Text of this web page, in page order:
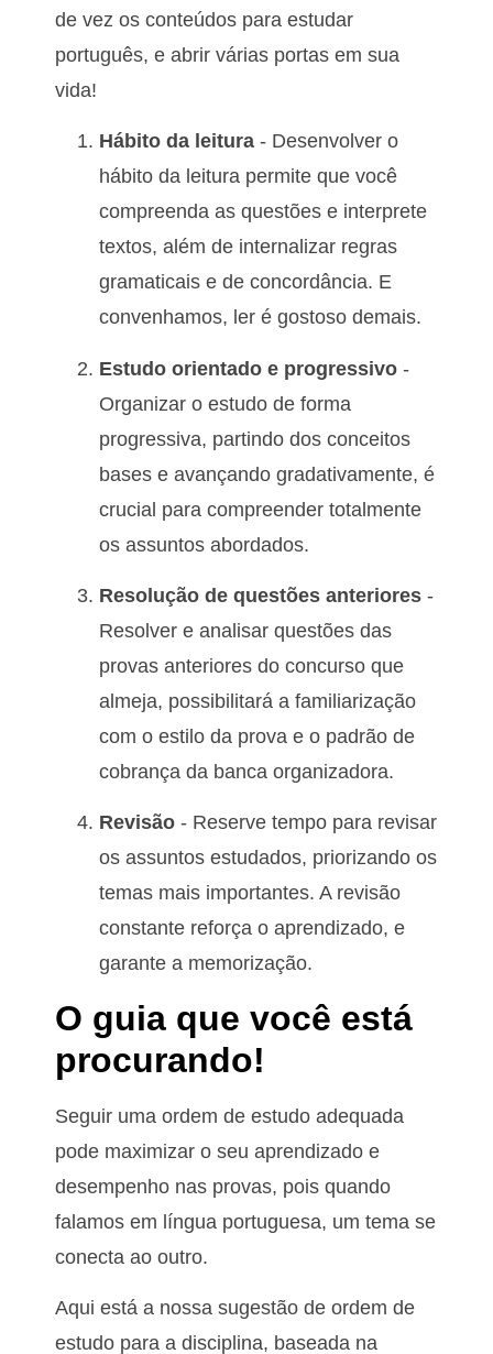
de vez os conteúdos para estudar
português, e abrir várias portas em sua
vida!
Hábito da leitura - Desenvolver o
hábito da leitura permite que você
compreenda as questões e interprete
textos, além de internalizar regras
gramaticais e de concordância. E
convenhamos, ler é gostoso demais.
Estudo orientado e progressivo -
Organizar o estudo de forma
progressiva, partindo dos conceitos
bases e avançando gradativamente, é
crucial para compreender totalmente
os assuntos abordados.
Resolução de questões anteriores -
Resolver e analisar questões das
provas anteriores do concurso que
almeja, possibilitará a familiarização
com o estilo da prova e o padrão de
cobrança da banca organizadora.
Revisão - Reserve tempo para revisar
os assuntos estudados, priorizando os
temas mais importantes. A revisão
constante reforça o aprendizado, e
garante a memorização.
O guia que você está
procurando!
Seguir uma ordem de estudo adequada
pode maximizar o seu aprendizado e
desempenho nas provas, pois quando
falamos em língua portuguesa, um tema se
conecta ao outro.
Aqui está a nossa sugestão de ordem de
estudo para a disciplina, baseada na